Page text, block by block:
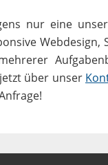
nur eine
über unser